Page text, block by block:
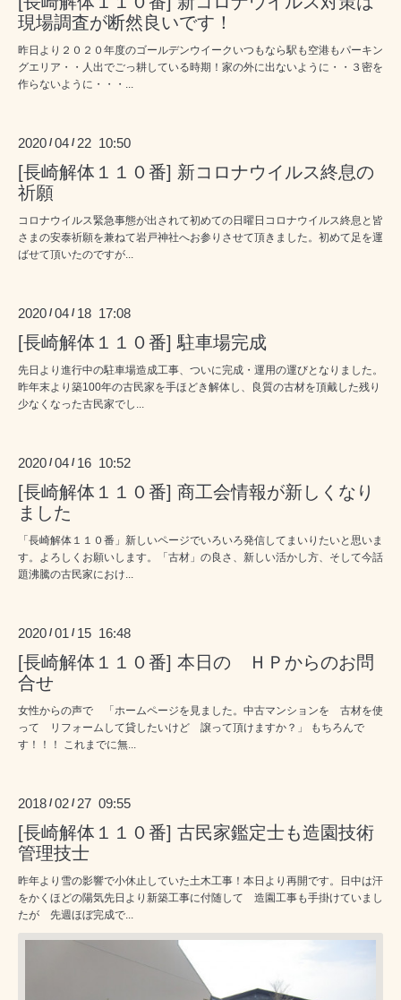
現場調査が断然良いです！
昨日より２０２０年度のゴールデンウイークいつもなら駅も空港もパーキン
グエリア・・人出でごっ耕している時期！家の外に出ないように・・３密を
作らないように・・・...
2020 /04 / 22 10:50
[長崎解体１１０番] 新コロナウイルス終息の
祈願
コロナウイルス緊急事態が出されて初めての日曜日コロナウイルス終息と皆
さまの安泰祈願を兼ねて岩戸神社へお参りさせて頂きました。初めて足を運
ばせて頂いたのですが...
2020 /04 / 18 17:08
[長崎解体１１０番] 駐車場完成
先日より進行中の駐車場造成工事、ついに完成・運用の運びとなりました。
昨年末より築100年の古民家を手ほどき解体し、良質の古材を頂戴した残り
少なくなった古民家でし...
2020 /04 / 16 10:52
[長崎解体１１０番] 商工会情報が新しくなり
ました
「長崎解体１１０番」新しいページでいろいろ発信してまいりたいと思いま
す。よろしくお願いします。「古材」の良さ、新しい活かし方、そして今話
題沸騰の古民家におけ...
2020 /01 / 15 16:48
[長崎解体１１０番] 本日の ＨＰからのお問
合せ
女性からの声で 「ホームページを見ました。中古マンションを 古材を使
って リフォームして貸したいけど 譲って頂けますか？」 もちろんで
す！！！ これまでに無...
2018 /02 / 27 09:55
[長崎解体１１０番] 古民家鑑定士も造園技術
管理技士
昨年より雪の影響で小休止していた土木工事！本日より再開です。日中は汗
をかくほどの陽気先日より新築工事に付随して 造園工事も手掛けていまし
たが 先週ほぼ完成で...